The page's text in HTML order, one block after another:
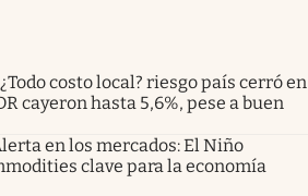
¿Todo costo local? riesgo país cerró en
cayeron hasta 5,6%, pese a buen
en los mercados: El Niño
clave para la economía